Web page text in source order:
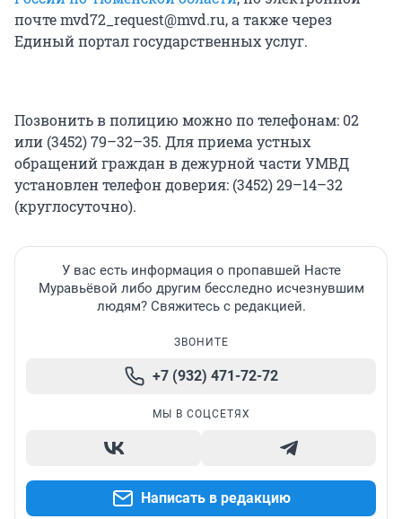
почте mvd72_request@mvd.ru, а также через
Единый портал государственных услуг.
Позвонить в полицию можно по телефонам: 02
или (3452) 79–32–35. Для приема устных
обращений граждан в дежурной части УМВД
установлен телефон доверия: (3452) 29–14–32
(круглосуточно).
У вас есть информация о пропавшей Насте
Муравьёвой либо другим бесследно исчезнувшим
людям? Свяжитесь с редакцией.
ЗВОНИТЕ
+7 (932) 471-72-72
МЫ В СОЦСЕТЯХ
Написать в редакцию